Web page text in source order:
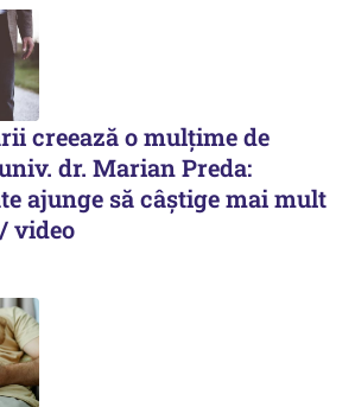
creează o mulțime de
dr. Marian Preda:
ajunge să câștige mai mult
video